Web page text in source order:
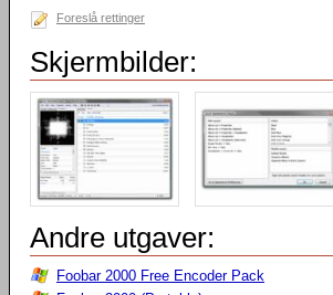
Foreslå rettinger
Skjermbilder:
Andre utgaver:
Foobar 2000 Free Encoder Pack